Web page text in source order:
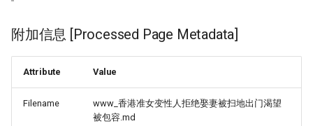
附加信息 [Processed Page Metadata]
Attribute Value
Filename
www_香港准女变性人拒绝娶妻被扫地出门渴望
被包容.md